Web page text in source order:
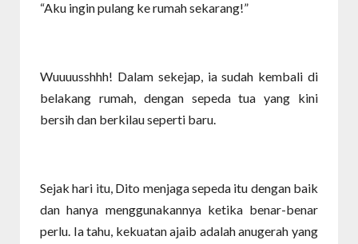
“Aku ingin pulang ke rumah sekarang!”
Wuuuusshhh! Dalam sekejap, ia sudah kembali di
belakang rumah, dengan sepeda tua yang kini
bersih dan berkilau seperti baru.
Sejak hari itu, Dito menjaga sepeda itu dengan baik
dan hanya menggunakannya ketika benar-benar
perlu. Ia tahu, kekuatan ajaib adalah anugerah yang